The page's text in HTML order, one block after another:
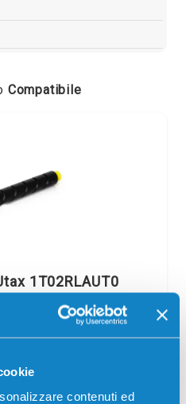
contenuti ed
Compatibile
1T02RLAUT0
CK8512Y GIALLO
Utax 3206CI